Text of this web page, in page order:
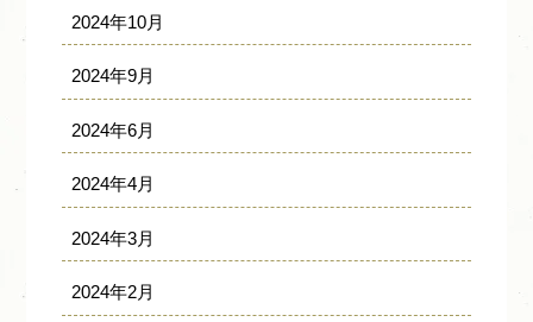
2024年10月
2024年9月
2024年6月
2024年4月
2024年3月
2024年2月